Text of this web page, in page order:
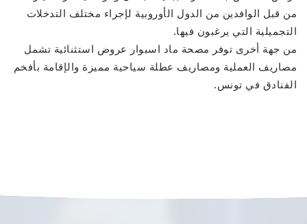
من قبل الوافدين من الدول الأوروبية لإجراء مختلف التدخلات
التجميلية التي يرغبون فيها.
من جهة أخرى توفر مصحة ماد اسبوار عروض استثنائية تشمل
مصاريف العملية ومصاريف عطلة سياحية مميزة والإقامة بأفخم
الفنادق في تونس.